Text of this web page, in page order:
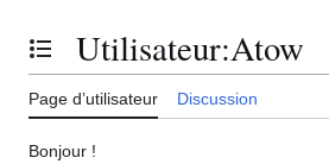
Basculer la table des matières
Utilisateur:Atow
Page d’utilisateur Discussion
Bonjour !